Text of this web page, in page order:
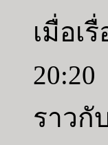
เมื่อเ
ราวกั